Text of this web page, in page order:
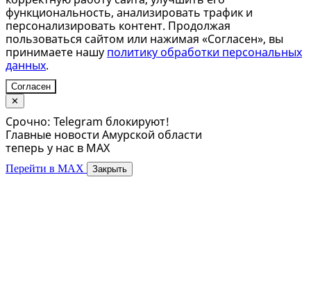
функциональность, анализировать трафик и
персонализировать контент. Продолжая
пользоваться сайтом или нажимая «Согласен», вы
принимаете нашу политику обработки персональных
данных.
Согласен
✕
Срочно: Telegram блокируют!
Главные новости Амурской области
теперь у нас в MAX
Перейти в MAX Закрыть